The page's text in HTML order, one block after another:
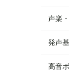
声楽
発声
高音